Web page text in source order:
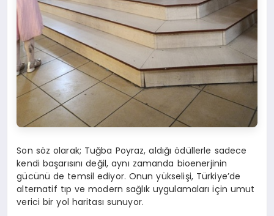
Son söz olarak; Tuğba Poyraz, aldığı ödüllerle sadece
kendi başarısını değil, aynı zamanda bioenerjinin
gücünü de temsil ediyor. Onun yükselişi, Türkiye’de
alternatif tıp ve modern sağlık uygulamaları için umut
verici bir yol haritası sunuyor.